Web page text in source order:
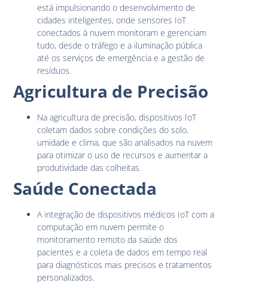
está impulsionando o desenvolvimento de
cidades inteligentes, onde sensores IoT
conectados à nuvem monitoram e gerenciam
tudo, desde o tráfego e a iluminação pública
até os serviços de emergência e a gestão de
resíduos.
Agricultura de Precisão
Na agricultura de precisão, dispositivos IoT
coletam dados sobre condições do solo,
umidade e clima, que são analisados na nuvem
para otimizar o uso de recursos e aumentar a
produtividade das colheitas.
Saúde Conectada
A integração de dispositivos médicos IoT com a
computação em nuvem permite o
monitoramento remoto da saúde dos
pacientes e a coleta de dados em tempo real
para diagnósticos mais precisos e tratamentos
personalizados.